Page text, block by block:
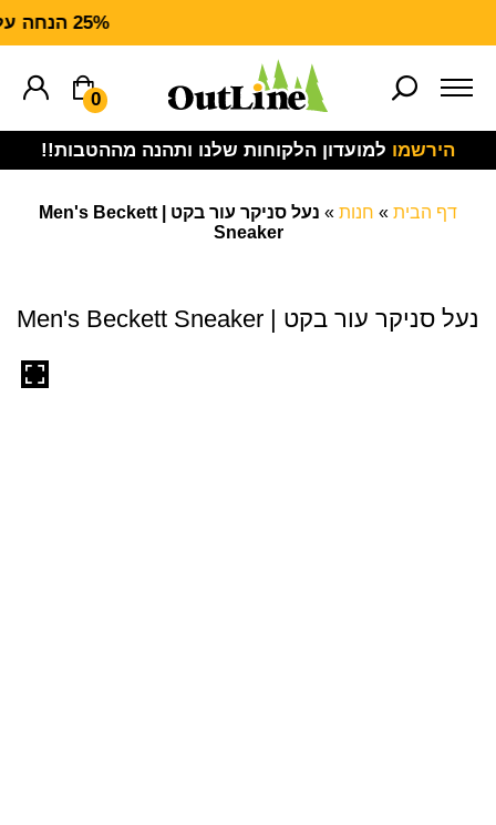
25% הנחה על ציוד מנדף CARHARTT FORCE
0
הירשמו למועדון הלקוחות שלנו ותהנה מההטבות!!
דף הבית » חנות »
נעל סניקר עור בקט | Men's Beckett
Sneaker
נעל סניקר עור בקט | Men's Beckett Sneaker